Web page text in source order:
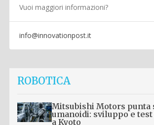
Vuoi maggiori informazioni?
info@innovationpost.it
ROBOTICA
Mitsubishi Motors punta
umanoidi: sviluppo e
a Kyoto